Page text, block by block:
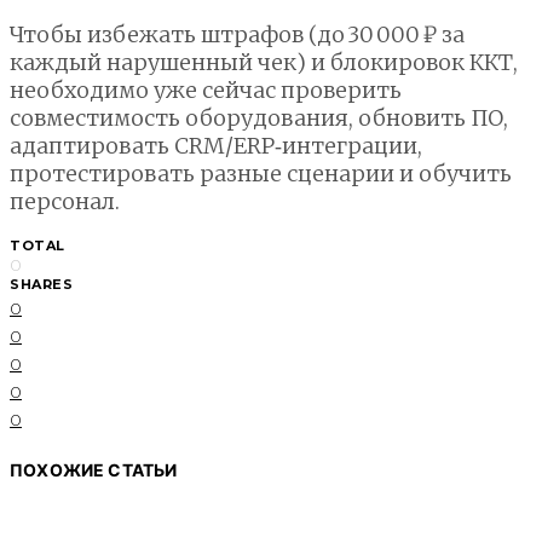
Чтобы избежать штрафов (до 30 000 ₽ за
каждый нарушенный чек) и блокировок ККТ,
необходимо уже сейчас проверить
совместимость оборудования, обновить ПО,
адаптировать CRM/ERP‑интеграции,
протестировать разные сценарии и обучить
персонал.
TOTAL
0
SHARES
0
0
0
0
0
ПОХОЖИЕ СТАТЬИ